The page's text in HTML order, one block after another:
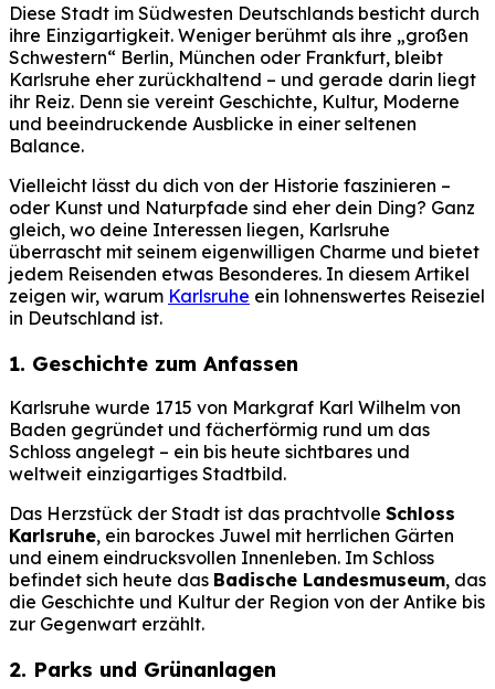
Diese Stadt im Südwesten Deutschlands besticht durch
ihre Einzigartigkeit. Weniger berühmt als ihre „großen
Schwestern“ Berlin, München oder Frankfurt, bleibt
Karlsruhe eher zurückhaltend – und gerade darin liegt
ihr Reiz. Denn sie vereint Geschichte, Kultur, Moderne
und beeindruckende Ausblicke in einer seltenen
Balance.
Vielleicht lässt du dich von der Historie faszinieren –
oder Kunst und Naturpfade sind eher dein Ding? Ganz
gleich, wo deine Interessen liegen, Karlsruhe
überrascht mit seinem eigenwilligen Charme und bietet
jedem Reisenden etwas Besonderes. In diesem Artikel
zeigen wir, warum Karlsruhe ein lohnenswertes Reiseziel
in Deutschland ist.
1. Geschichte zum Anfassen
Karlsruhe wurde 1715 von Markgraf Karl Wilhelm von
Baden gegründet und fächerförmig rund um das
Schloss angelegt – ein bis heute sichtbares und
weltweit einzigartiges Stadtbild.
Das Herzstück der Stadt ist das prachtvolle Schloss
Karlsruhe, ein barockes Juwel mit herrlichen Gärten
und einem eindrucksvollen Innenleben. Im Schloss
befindet sich heute das Badische Landesmuseum, das
die Geschichte und Kultur der Region von der Antike bis
zur Gegenwart erzählt.
2. Parks und Grünanlagen